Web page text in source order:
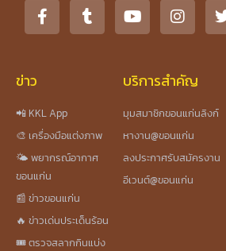
ข่าว
📲 KKL App
🎨 เครื่องมือแต่งภาพ
🌤️ พยากรณ์อากาศ
ขอนแก่น
📰 ข่าวขอนแก่น
🔥 ข่าวเด่นประเด็นร้อน
🎟️ ตรวจสลากกินแบ่ง
บริการสำคัญ
มุมสมาชิกขอนแก่นลิงก์
หางาน@ขอนแก่น
ลงประกาศรับสมัครงาน
อีเวนต์@ขอนแก่น